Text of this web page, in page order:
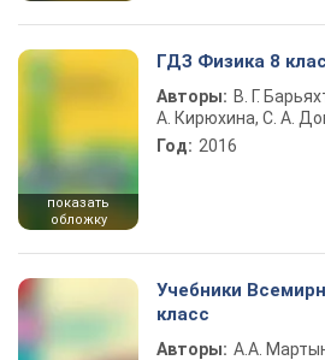
показать
обложку
ГДЗ Физика 8
Авторы: В. Г.
А. Кирюхина, С. А.
Год: 2016
Учебники
класс
Авторы: А.А.